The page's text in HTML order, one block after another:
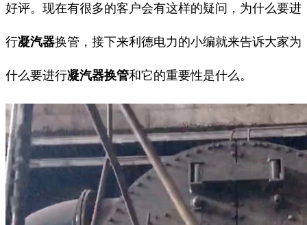
好评。 现在有很多的客户会有这样的疑问，为什么要进
行凝汽器换管，接下来利德电力的小编就来告诉大家为
什么要进行凝汽器换管和它的重要性是什么。